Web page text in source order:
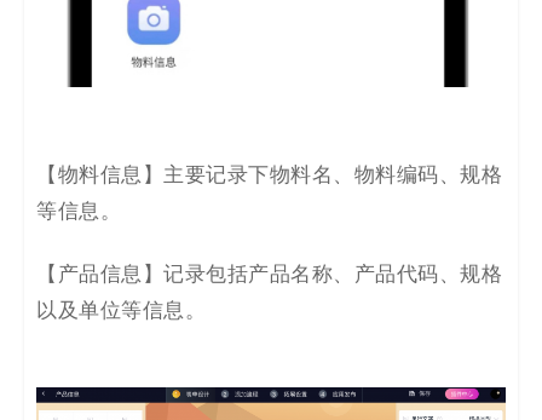
【 物料信息 】主要记录下物料名、物料编码、规格
等信息。
【 产品信息 】记录包括产品名称、产品代码、规格
以及单位等信息。